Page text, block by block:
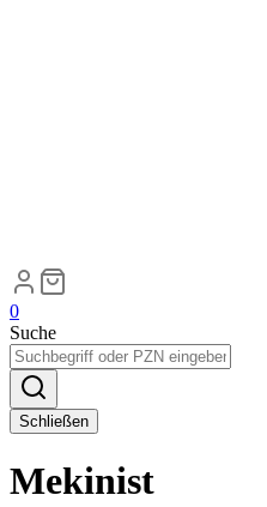
0
Suche
Schließen
Mekinist